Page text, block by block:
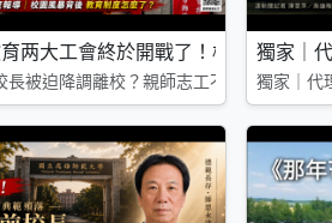
局
两大工會終於開戰了！校長要被拔
長被迫降調離校？親師志工不滿市府陳情
獨家｜
獨家｜代